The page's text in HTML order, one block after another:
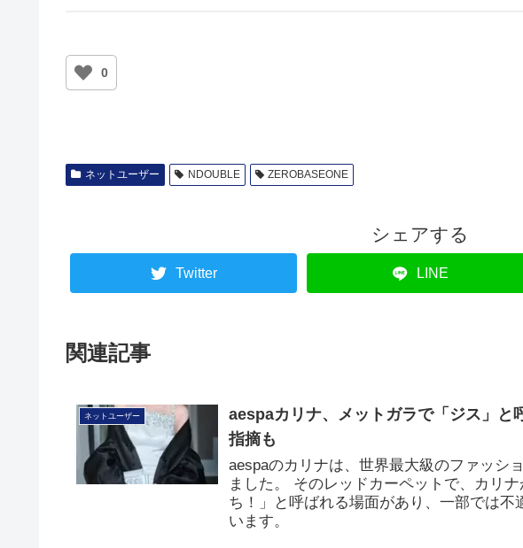
0
ネットユーザー NDOUBLE ZEROBASEONE
シェアする
Twitter LINE
関連記事
ネットユーザー
aespaカリナ、メットガラで「ジス」
指摘も
aespaのカリナは、世界最大級のファッシ
ました。 そのレッドカーペットで、カリ
ち！」と呼ばれる場面があり、一部では不
います。